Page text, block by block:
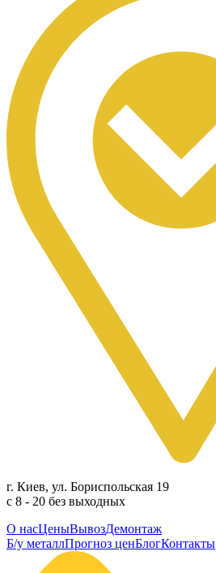
г. Киев, ул. Бориспольская 19
с 8 - 20 без выходных
О насЦеныВывозДемонтаж
Б/у металлПрогноз ценБлогКонтакты